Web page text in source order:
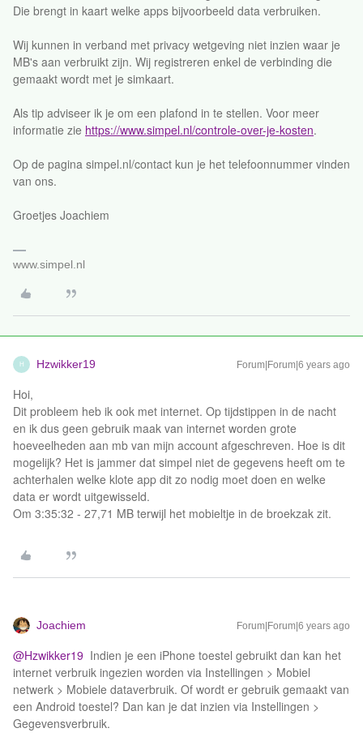
Die brengt in kaart welke apps bijvoorbeeld data verbruiken.
Wij kunnen in verband met privacy wetgeving niet inzien waar je
MB's aan verbruikt zijn. Wij registreren enkel de verbinding die
gemaakt wordt met je simkaart.
Als tip adviseer ik je om een plafond in te stellen. Voor meer
informatie zie https://www.simpel.nl/controle-over-je-kosten.
Op de pagina simpel.nl/contact kun je het telefoonnummer vinden
van ons.
Groetjes Joachiem
www.simpel.nl
H Hzwikker19 Forum|Forum|6 years ago
Hoi,
Dit probleem heb ik ook met internet. Op tijdstippen in de nacht
en ik dus geen gebruik maak van internet worden grote
hoeveelheden aan mb van mijn account afgeschreven. Hoe is dit
mogelijk? Het is jammer dat simpel niet de gegevens heeft om te
achterhalen welke klote app dit zo nodig moet doen en welke
data er wordt uitgewisseld.
Om 3:35:32 - 27,71 MB terwijl het mobieltje in de broekzak zit.
Joachiem Forum|Forum|6 years ago
@Hzwikker19 Indien je een iPhone toestel gebruikt dan kan het
internet verbruik ingezien worden via Instellingen > Mobiel
netwerk > Mobiele dataverbruik. Of wordt er gebruik gemaakt van
een Android toestel? Dan kan je dat inzien via Instellingen >
Gegevensverbruik.